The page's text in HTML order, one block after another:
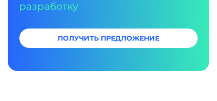
разработку
ПОЛУЧИТЬ ПРЕДЛОЖЕНИЕ